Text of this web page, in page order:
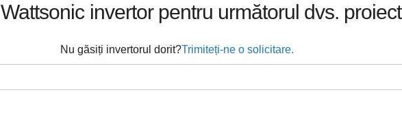
Wattsonic invertor pentru următorul dvs. proiect
Nu găsiți invertorul dorit?Trimiteți-ne o solicitare.